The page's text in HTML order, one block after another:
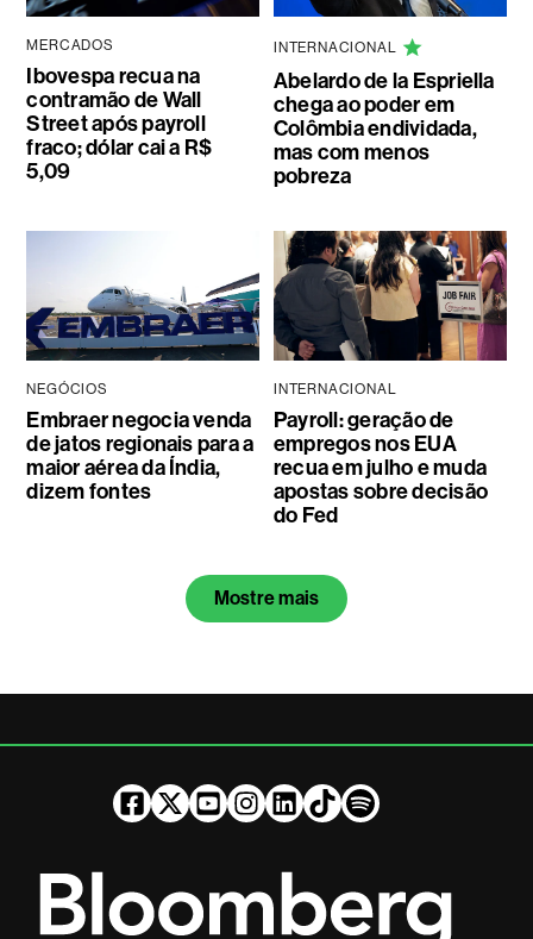
MERCADOS
Ibovespa recua na
contramão de Wall
Street após payroll
fraco; dólar cai a R$
5,09
INTERNACIONAL
Abelardo de la Espriella
chega ao poder em
Colômbia endividada,
mas com menos
pobreza
NEGÓCIOS
Embraer negocia venda
de jatos regionais para a
maior aérea da Índia,
dizem fontes
INTERNACIONAL
Payroll: geração de
empregos nos EUA
recua em julho e muda
apostas sobre decisão
do Fed
Mostre mais